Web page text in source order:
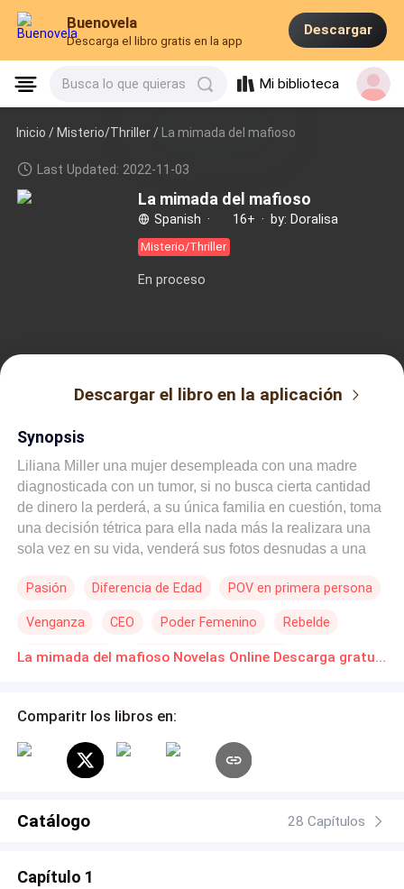
Buenovela
Descarga el libro gratis en la app
Descargar
Busca lo que quieras Mi biblioteca
Inicio /Misterio/Thriller/ La mimada del mafioso
Last Updated: 2022-11-03
La mimada del mafioso
Spanish · 16+ · by: Doralisa
Misterio/Thriller
En proceso
Descargar el libro en la aplicación
Synopsis
Liliana Miller una mujer desempleada con una madre
diagnosticada con un tumor, si no busca cierta cantidad
de dinero la perderá, a su única familia en cuestión, toma
una decisión tétrica para ella nada más la realizara una
sola vez en su vida, venderá sus fotos desnudas a una
salvar a su amada madre, pero ¿que sucede? cuando un
obsesionado con encontrar el cuerpo más exótico que en
su vida hallan divisados sus ojos, no daría vuelta atrás
Pasión Diferencia de Edad POV en primera persona
Venganza CEO Poder Femenino Rebelde
Independiente Matrimonio por Contrato La mimada del mafioso Novelas Online Descarga gratuita de PDF
Comparitr los libros en:
Catálogo 28 Capítulos
Capítulo 1